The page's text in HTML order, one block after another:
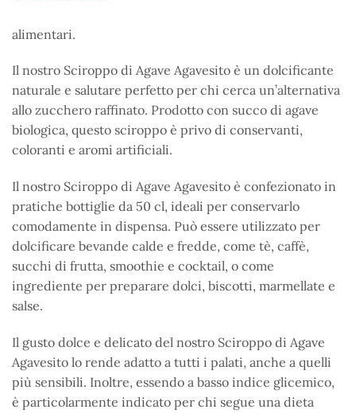
alimentari.
Il nostro Sciroppo di Agave Agavesito è un dolcificante
naturale e salutare perfetto per chi cerca un’alternativa
allo zucchero raffinato. Prodotto con succo di agave
biologica, questo sciroppo è privo di conservanti,
coloranti e aromi artificiali.
Il nostro Sciroppo di Agave Agavesito è confezionato in
pratiche bottiglie da 50 cl, ideali per conservarlo
comodamente in dispensa. Può essere utilizzato per
dolcificare bevande calde e fredde, come tè, caffè,
succhi di frutta, smoothie e cocktail, o come
ingrediente per preparare dolci, biscotti, marmellate e
salse.
Il gusto dolce e delicato del nostro Sciroppo di Agave
Agavesito lo rende adatto a tutti i palati, anche a quelli
più sensibili. Inoltre, essendo a basso indice glicemico,
è particolarmente indicato per chi segue una dieta